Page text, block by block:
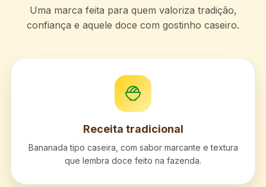
Uma marca feita para quem valoriza tradição,
confiança e aquele doce com gostinho caseiro.
Receita tradicional
Bananada tipo caseira, com sabor marcante e textura
que lembra doce feito na fazenda.